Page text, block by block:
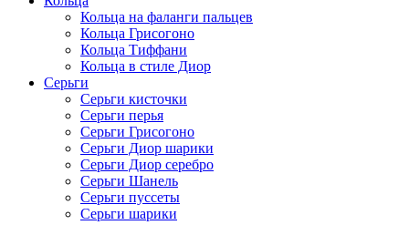
Кольца на фаланги пальцев
Кольца Грисогоно
Кольца Тиффани
Кольца в стиле Диор
Серьги
Серьги кисточки
Серьги перья
Серьги Грисогоно
Серьги Диор шарики
Серьги Диор серебро
Серьги Шанель
Серьги пуссеты
Серьги шарики